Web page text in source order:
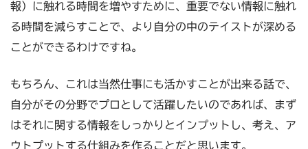
報）に触れる時間を増やすために、重要でない情報に触れ
る時間を減らすことで、より自分の中のテイストが深める
ことができるわけですね。
もちろん、これは当然仕事にも活かすことが出来る話で、
自分がその分野でプロとして活躍したいのであれば、まず
はそれに関する情報をしっかりとインプットし、考え、ア
ウトプットする仕組みを作ることだと思います。